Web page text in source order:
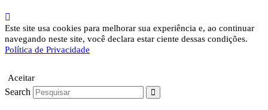
Este site usa cookies para melhorar sua experiência e, ao continuar
navegando neste site, você declara estar ciente dessas condições.
Política de Privacidade
Aceitar
Search